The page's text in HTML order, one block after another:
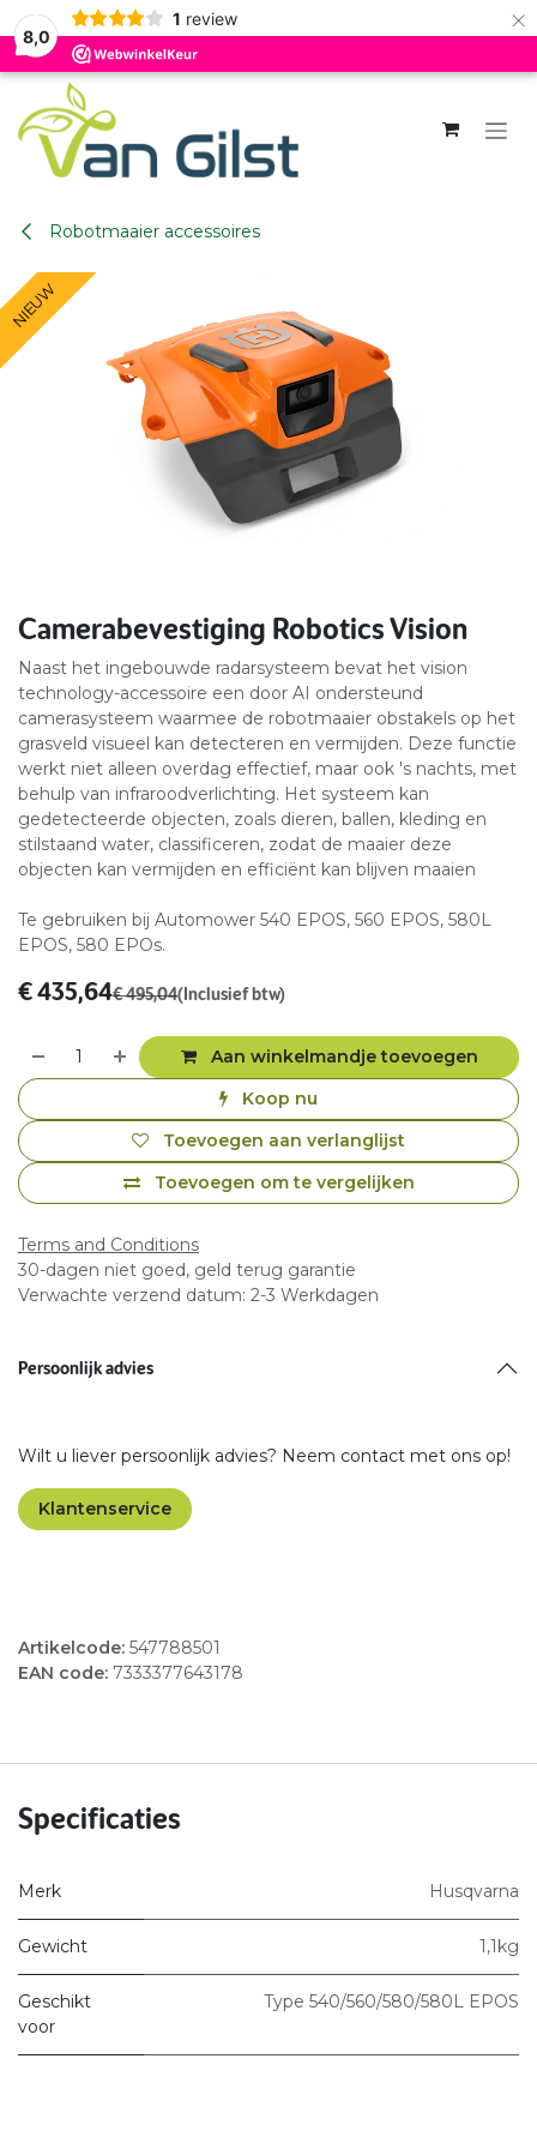
8,0
1 review ×
Overslaan naar inhoud
Robotmaaier accessoires
NIEUW
Camerabevestiging Robotics Vision
Naast het ingebouwde radarsysteem bevat het vision
technology-accessoire een door AI ondersteund
camerasysteem waarmee de robotmaaier obstakels op het
grasveld visueel kan detecteren en vermijden. Deze functie
werkt niet alleen overdag effectief, maar ook 's nachts, met
behulp van infraroodverlichting. Het systeem kan
gedetecteerde objecten, zoals dieren, ballen, kleding en
stilstaand water, classificeren, zodat de maaier deze
objecten kan vermijden en efficiënt kan blijven maaien
Te gebruiken bij Automower 540 EPOS, 560 EPOS, 580L
EPOS, 580 EPOs.
€435,64€495,04(Inclusief btw)
Aan winkelmandje toevoegen
Koop nu
Toevoegen om te vergelijken
Toevoegen aan verlanglijst
Terms and Conditions
30-dagen niet goed, geld terug garantie
Verwachte verzend datum: 2-3 Werkdagen
Persoonlijk advies
Wilt u liever persoonlijk advies? Neem contact met ons op!
Klantenservice
Artikelcode: 547788501
EAN code: 7333377643178
Specificaties
Merk Husqvarna
Gewicht 1,1kg
Geschikt
voor
Type 540/560/580/580L EPOS